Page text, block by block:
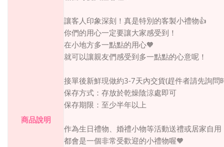
商品說明
讓客人印象深刻！真是特別的客製小禮物👍
你們的用心一定要讓大家感受到！
在小地方多一點點的用心🧡
就可以讓親友們感受到多一點點的心意呢！
接單後新鮮現做約3-7天內交貨(趕件者請先詢問
保存方式：存放於乾燥陰涼處即可
保存期限：至少半年以上
作為生日禮物、婚禮小物等活動送禮或居家自用
都會是一個非常受歡迎的小禮物喔🧡